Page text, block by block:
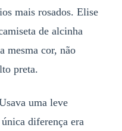
mais rosados. Elise
de alcinha
mesma cor, não
preta.
uma leve
diferença era